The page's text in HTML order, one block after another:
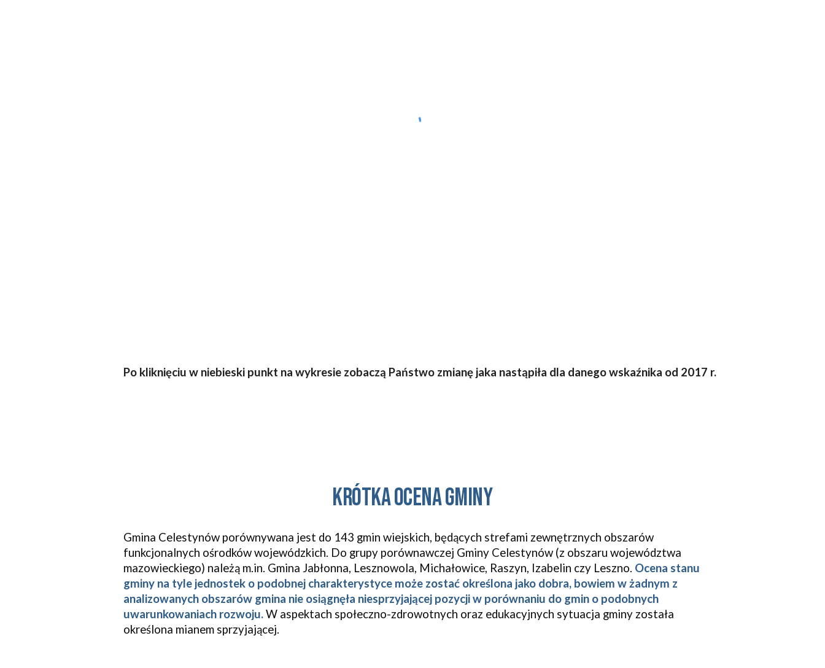
Po kliknięciu w niebieski punkt na wykresie zobaczą Państwo zmianę jaka nastąpiła dla danego wskaźnika od 2017 r.
KRÓTKA OCENA GMINY
Gmina Celestynów porównywana jest do 143 gmin wiejskich, będących strefami zewnętrznych obszarów
funkcjonalnych ośrodków wojewódzkich. Do grupy porównawczej Gminy Celestynów (z obszaru województwa
mazowieckiego) należą m.in. Gmina Jabłonna, Lesznowola, Michałowice, Raszyn, Izabelin czy Leszno. Ocena stanu
gminy na tyle jednostek o podobnej charakterystyce może zostać określona jako dobra, bowiem w żadnym z
analizowanych obszarów gmina nie osiągnęła niesprzyjającej pozycji w porównaniu do gmin o podobnych
uwarunkowaniach rozwoju. W aspektach społeczno-zdrowotnych oraz edukacyjnych sytuacja gminy została
określona mianem sprzyjającej.